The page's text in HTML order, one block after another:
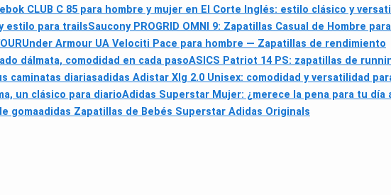
CLUB C 85 para hombre y mujer en El Corte Inglés: estilo clásico y
estilo para trailsSaucony PROGRID OMNI 9: Zapatillas Casual de Hombre
Under Armour UA Velociti Pace para hombre — Zapatillas de rendimiento
dálmata, comodidad en cada pasoASICS Patriot 14 PS: zapatillas de
caminatas diariasadidas Adistar Xlg 2.0 Unisex: comodidad y versatilidad
un clásico para diarioAdidas Superstar Mujer: ¿merece la pena para tu día
gomaadidas Zapatillas de Bebés Superstar Adidas Originals